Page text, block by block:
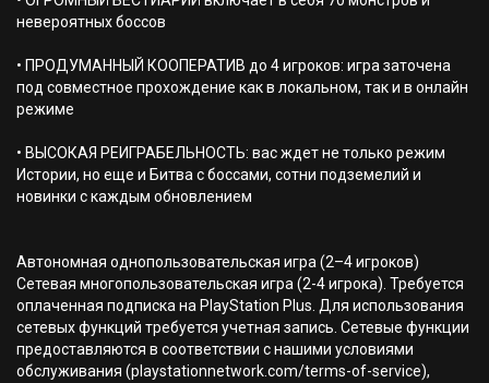
невероятных боссов
• ПРОДУМАННЫЙ КООПЕРАТИВ до 4 игроков: игра заточена
под совместное прохождение как в локальном, так и в онлайн
режиме
• ВЫСОКАЯ РЕИГРАБЕЛЬНОСТЬ: вас ждет не только режим
Истории, но еще и Битва с боссами, сотни подземелий и
новинки с каждым обновлением
Автономная однопользовательская игра (2–4 игроков)
Сетевая многопользовательская игра (2-4 игрока). Требуется
оплаченная подписка на PlayStation Plus. Для использования
сетевых функций требуется учетная запись. Сетевые функции
предоставляются в соответствии с нашими условиями
обслуживания (playstationnetwork.com/terms-of-service),